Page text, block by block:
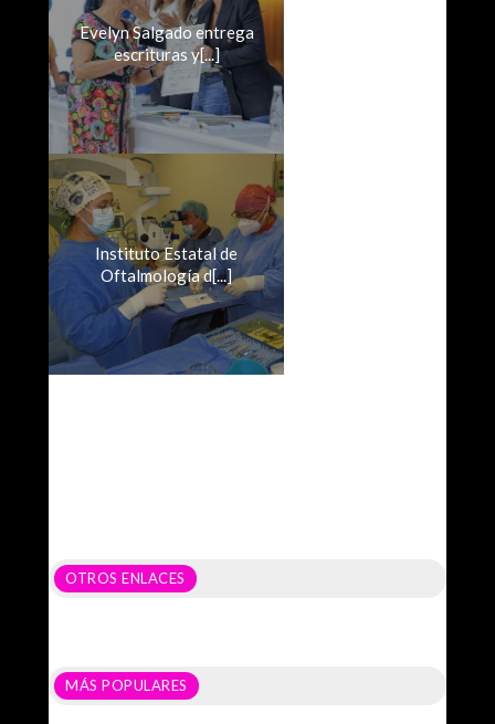
Evelyn Salgado entrega
escrituras y[...]
Instituto Estatal de
Oftalmología d[...]
OTROS ENLACES
MÁS POPULARES